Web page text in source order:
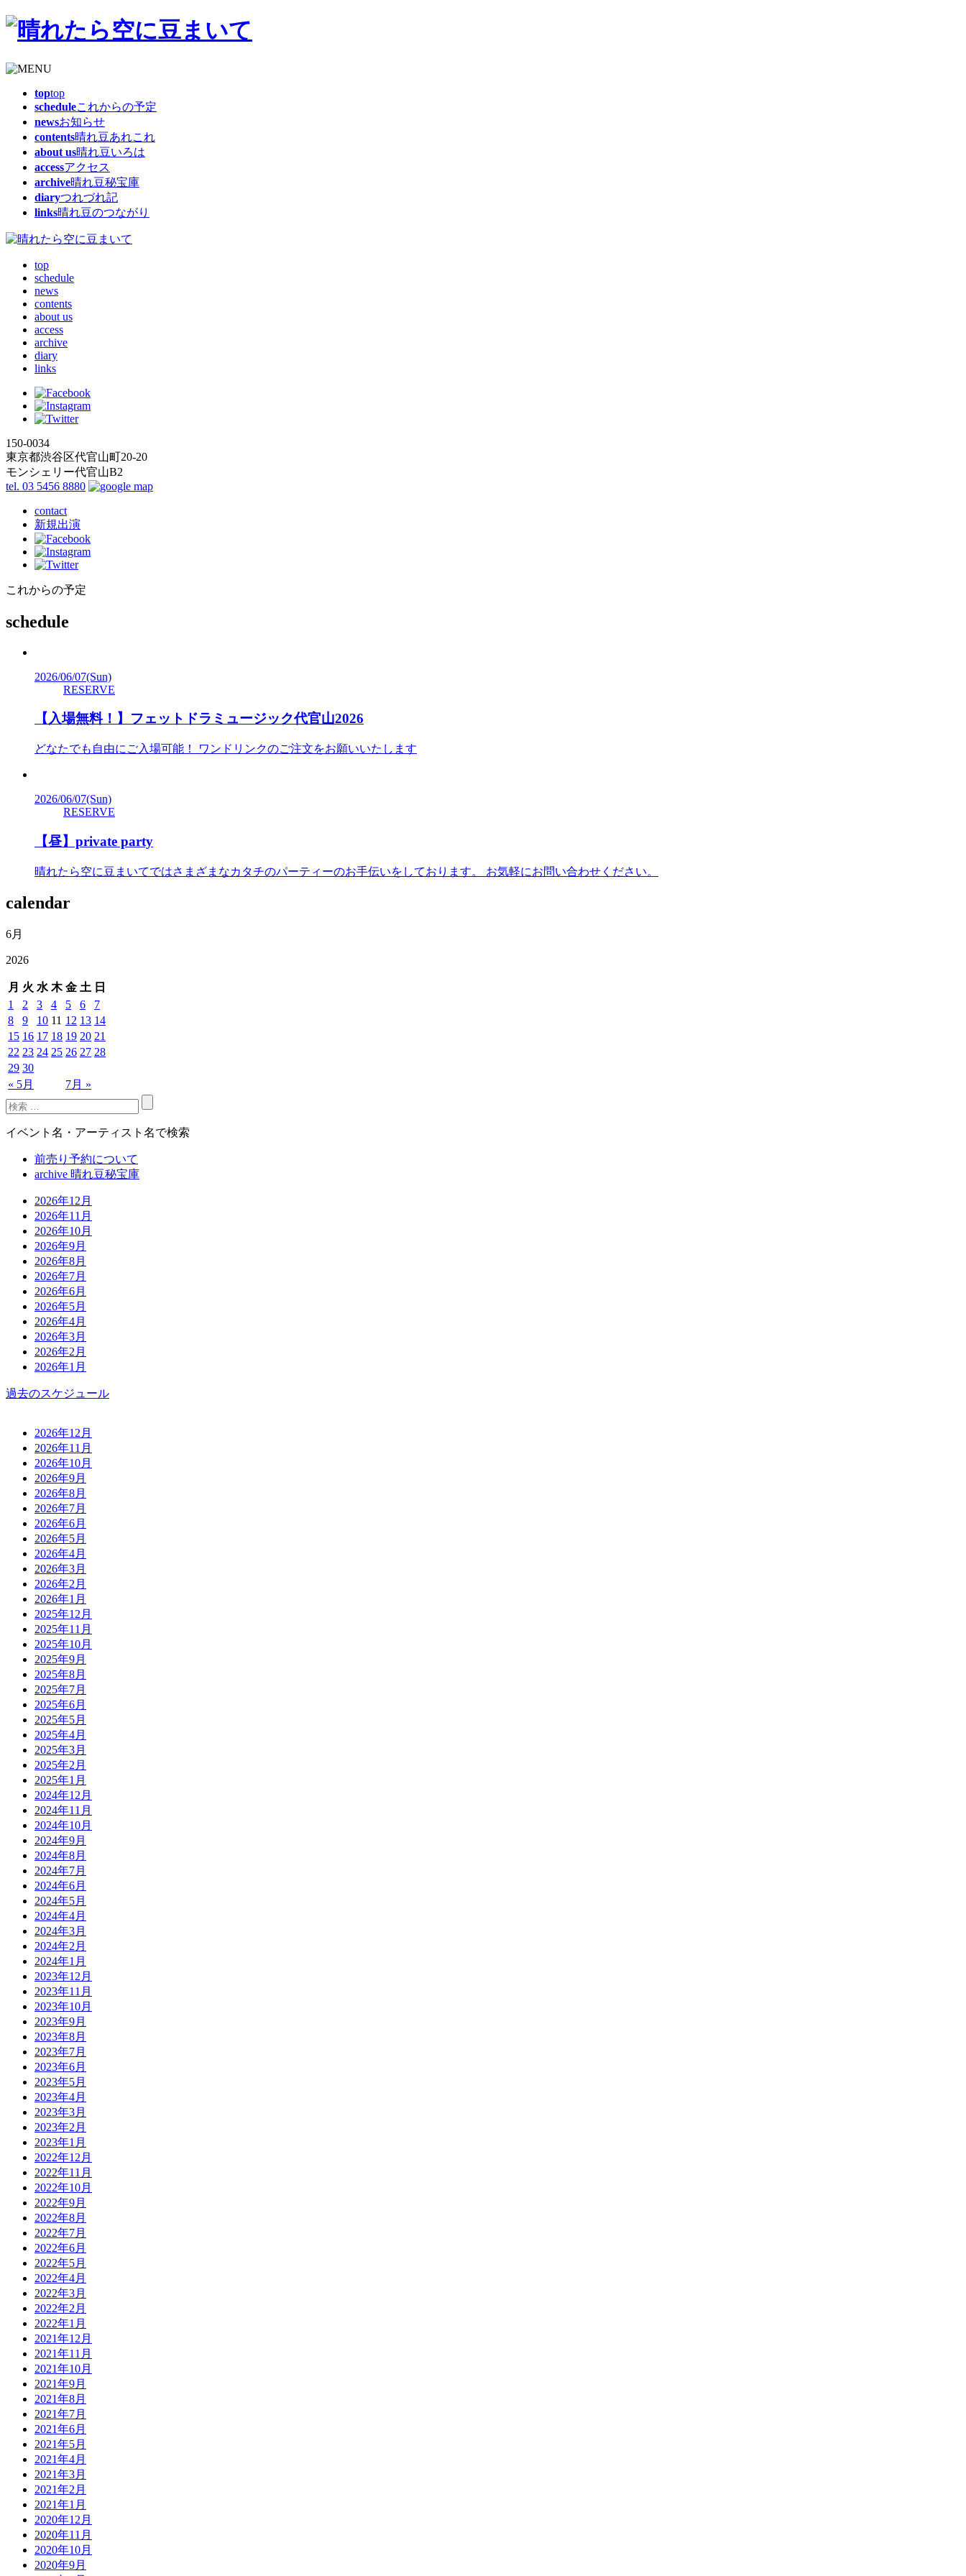
toptop
scheduleこれからの予定
newsお知らせ
contents晴れ豆あれこれ
about us晴れ豆いろは
accessアクセス
archive晴れ豆秘宝庫
diaryつれづれ記
links晴れ豆のつながり
top
schedule
news
contents
about us
access
archive
diary
links
150-0034
東京都渋谷区代官山町20-20
モンシェリー代官山B2
tel. 03 5456 8880
contact
新規出演
これからの予定
schedule
2026/06/07(Sun)
RESERVE
【入場無料！】フェットドラミュージック代官山2026
どなたでも自由にご入場可能！ ワンドリンクのご注文をお願いいたします
2026/06/07(Sun)
RESERVE
【昼】private party
晴れたら空に豆まいてではさまざまなカタチのパーティーのお手伝いをしております。 お気軽にお問い合わせください。
calendar
6月
2026
月 火 水 木 金 土 日
« 5月 7月 »
1 2 3 4 5 6
7
8
9 10 11 12 13 14
15 16 17 18 19 20 21
22 23 24 25 26 27 28
29 30
イベント名・アーティスト名で検索
前売り予約について
archive 晴れ豆秘宝庫
2026年12月
2026年11月
2026年10月
2026年9月
2026年8月
2026年7月
2026年6月
2026年5月
2026年4月
2026年3月
2026年2月
2026年1月
過去のスケジュール
2026年12月
2026年11月
2026年10月
2026年9月
2026年8月
2026年7月
2026年6月
2026年5月
2026年4月
2026年3月
2026年2月
2026年1月
2025年12月
2025年11月
2025年10月
2025年9月
2025年8月
2025年7月
2025年6月
2025年5月
2025年4月
2025年3月
2025年2月
2025年1月
2024年12月
2024年11月
2024年10月
2024年9月
2024年8月
2024年7月
2024年6月
2024年5月
2024年4月
2024年3月
2024年2月
2024年1月
2023年12月
2023年11月
2023年10月
2023年9月
2023年8月
2023年7月
2023年6月
2023年5月
2023年4月
2023年3月
2023年2月
2023年1月
2022年12月
2022年11月
2022年10月
2022年9月
2022年8月
2022年7月
2022年6月
2022年5月
2022年4月
2022年3月
2022年2月
2022年1月
2021年12月
2021年11月
2021年10月
2021年9月
2021年8月
2021年7月
2021年6月
2021年5月
2021年4月
2021年3月
2021年2月
2021年1月
2020年12月
2020年11月
2020年10月
2020年9月